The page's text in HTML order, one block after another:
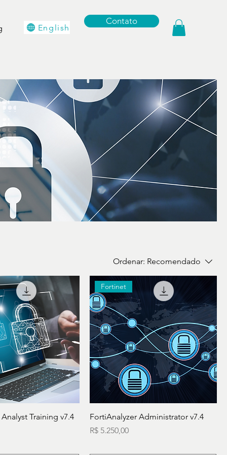
English
Contato
Ordenar: Recomendado
Training v7.4
Fortinet
FortiAnalyzer Administrator v7.4
Preço
R$ 5.250,00